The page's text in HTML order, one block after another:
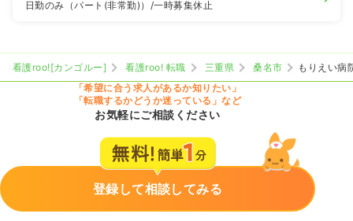
日勤のみ（パート(非常勤)） /一時募集休止
看護roo![カンゴルー] 看護roo! 転職 三重県 桑名市
もりえい病
「希望に合う求人があるか知りたい」
「転職するかどうか迷っている」など
お気軽にご相談ください
登録して相談してみる